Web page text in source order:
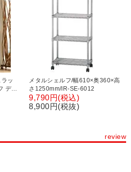
スチールラック 軽量棚 120kg/段
段 スチールラック 中量棚 500kg/段
樹脂製シェルフ・プラスチック棚
仕切りシェルフ 電話台・FAX台
ク モーションカート
インテリア収納
ッ
ディ
ク
ト
メタルシェルフ/幅610×奥360×高
さ1250mm/IR-SE-6012
9,790円(税込)
8,900円(税抜)
review